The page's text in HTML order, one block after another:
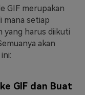
GIF merupakan
mana setiap
yang harus diikuti
akan
GIF dan Buat